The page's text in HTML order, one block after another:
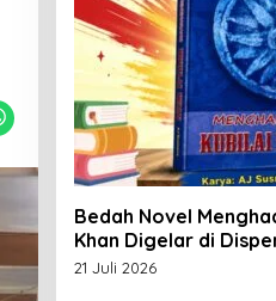
Bedah Novel
Khan Digelar di
Publik Menyelami
21 Juli 2026